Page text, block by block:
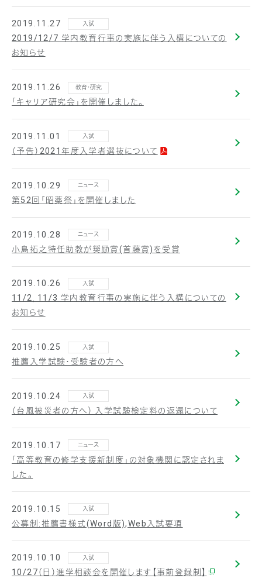
2019.11.27 入試
2019/12/7 学内教育行事の実施に伴う入構についての
お知らせ
2019.11.26 教育・研究
「キャリア研究会」を開催しました。
2019.11.01 入試
（予告）2021年度入学者選抜について
2019.10.29 ニュース
第52回「昭薬祭」を開催しました
2019.10.28 ニュース
小島拓之特任助教が奨励賞(首藤賞)を受賞
2019.10.26 入試
11/2，11/3 学内教育行事の実施に伴う入構についての
お知らせ
2019.10.25 入試
推薦入学試験・受験者の方へ
2019.10.24 入試
（台風被災者の方へ） 入学試験検定料の返還について
2019.10.17 ニュース
「高等教育の修学支援新制度」の対象機関に認定されま
した。
2019.10.15 入試
公募制:推薦書様式(Word版),Web入試要項
2019.10.10 入試
10/27（日）進学相談会を開催します【事前登録制】